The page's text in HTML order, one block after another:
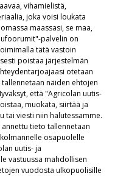
vihamielistä,
joka voisi loukata
maassasi, se maa,
palvelin on
tätä vastoin
poistaa järjestelmän
otetaan
näiden ehtojen
että "Agricolan uutis-
muokata, siirtää ja
tai viesti niin halutessamme.
annettu tieto tallennetaan
osapuolelle
uutis- ja
vastuussa mahdollisen
vuodosta ulkopuolisille